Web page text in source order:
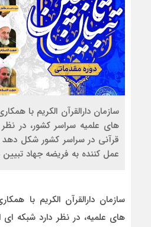
سازمان دارالقرآن الکریم با
های علمیه سراسر کشور، در
قرآنی در سراسر کشور شکل دهد
عمل کننده به فریضه جهاد
سازمان دارالقرآن الکریم با
های علمیه، در نظر دارد شبکه